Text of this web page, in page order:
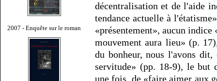
2007 - Enquête sur le roman
décentralisation et de l'aide
tendance actuelle à
«présentement», aucun
mouvement aura lieu» (p.
du bonheur, nous l'avons
servitude» (pp. 18-9), le but
une fois, de «faire aimer aux